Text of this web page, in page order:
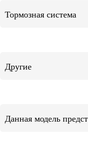
Тормозная система
Другие
Данная модель